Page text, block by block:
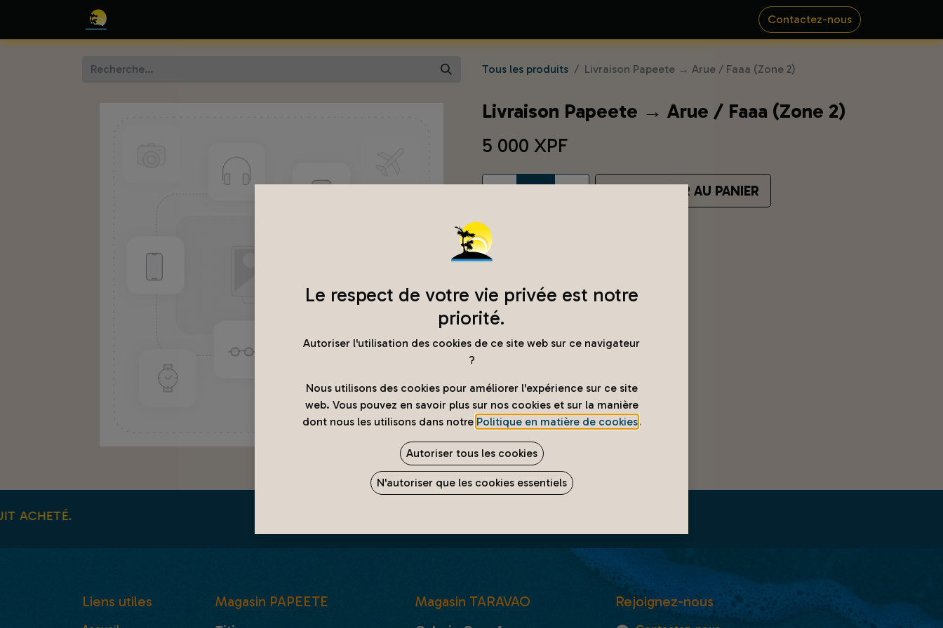
Contactez-nous
Tous les produits Livraison Papeete → Arue / Faaa (Zone 2)
Livraison Papeete → Arue / Faaa (Zone 2)
5 000 XPF
AJOUTER AU PANIER
Liens utiles Magasin PAPEETE Magasin TARAVAO Rejoignez-nous
Le respect de votre vie privée est notre
priorité.
Autoriser l'utilisation des cookies de ce site web sur ce navigateur
?
Nous utilisons des cookies pour améliorer l'expérience sur ce site
web. Vous pouvez en savoir plus sur nos cookies et sur la manière
dont nous les utilisons dans notre Politique en matière de cookies.
Autoriser tous les cookies
N'autoriser que les cookies essentiels